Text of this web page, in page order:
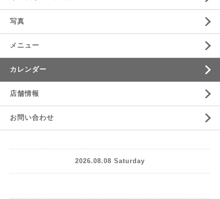
写真
メニュー
カレンダー
店舗情報
お問い合わせ
2026.08.08 Saturday